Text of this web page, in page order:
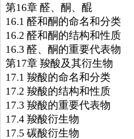
第16章 醛、酮、醌
16.1 醛和酮的命名和分类
16.2 醛和酮的结构和性质
16.3 醛、酮的重要代表物
第17章 羧酸及其衍生物
17.1 羧酸的命名和分类
17.2 羧酸的结构和性质
17.3 羧酸的重要代表物
17.4 羧酸衍生物
17.5 碳酸衍生物